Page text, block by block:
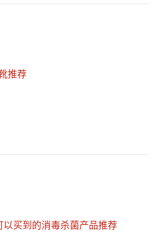
推荐
买到的消毒杀菌产品推荐